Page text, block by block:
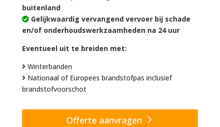
buitenland
Gelijkwaardig vervangend vervoer bij schade
en/of onderhoudswerkzaamheden na 24 uur
Eventueel uit te breiden met:
Winterbanden
Nationaal of Europees brandstofpas inclusief
brandstofvoorschot
Offerte aanvragen